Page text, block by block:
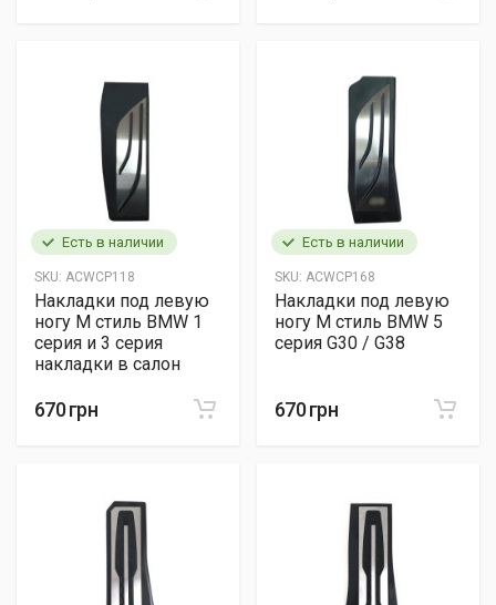
Есть в наличии
SKU: ACWCP118
Накладки под левую
ногу М стиль BMW 1
серия и 3 серия
накладки в салон
670 грн
Есть в наличии
SKU: ACWCP168
Накладки под левую
ногу М стиль BMW 5
серия G30 / G38
670 грн